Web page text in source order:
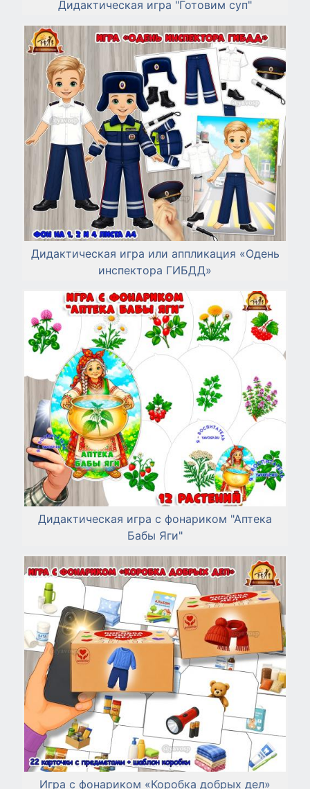
Дидактическая игра "Готовим суп"
Дидактическая игра или аппликация «Одень
инспектора ГИБДД»
Дидактическая игра с фонариком "Аптека
Бабы Яги"
Игра с фонариком «Коробка добрых дел»